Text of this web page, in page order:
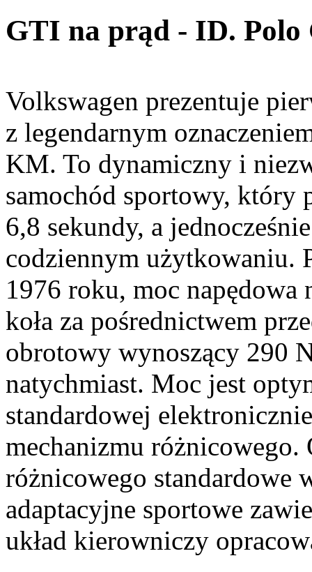
GTI na prąd - ID. Polo
Volkswagen prezentuje
z legendarnym
KM. To dynamiczny i
samochód sportowy, który
6,8 sekundy, a
codziennym użytkowaniu.
1976 roku, moc
koła za pośrednictwem
obrotowy wynoszący 290
natychmiast. Moc jest
standardowej
mechanizmu
różnicowego standardowe
adaptacyjne sportowe
układ kierowniczy